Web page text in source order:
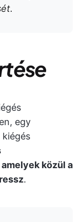
egy
közül a
.